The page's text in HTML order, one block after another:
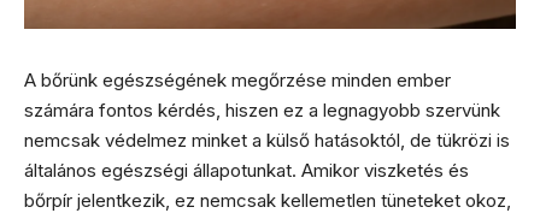
A bőrünk egészségének megőrzése minden ember
számára fontos kérdés, hiszen ez a legnagyobb szervünk
nemcsak védelmez minket a külső hatásoktól, de tükrözi is
általános egészségi állapotunkat. Amikor viszketés és
bőrpír jelentkezik, ez nemcsak kellemetlen tüneteket okoz,